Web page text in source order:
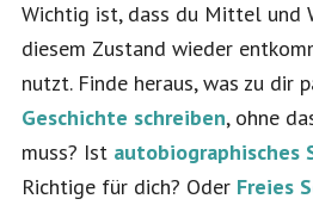
Wichtig ist, dass du Mittel und
diesem Zustand wieder
nutzt. Finde heraus, was zu dir
Geschichte schreiben, ohne
muss? Ist autobiographisches
Richtige für dich? OderFreies